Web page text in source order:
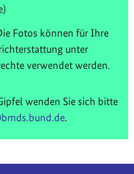
Fotos können für Ihre
unter
verwendet werden.
wenden Sie sich bitte
.